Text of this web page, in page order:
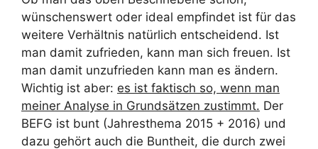
wünschenswert oder ideal empfindet ist für das
weitere Verhältnis natürlich entscheidend. Ist
man damit zufrieden, kann man sich freuen. Ist
man damit unzufrieden kann man es ändern.
Wichtig ist aber: es ist faktisch so, wenn man
meiner Analyse in Grundsätzen zustimmt. Der
BEFG ist bunt (Jahresthema 2015 + 2016) und
dazu gehört auch die Buntheit, die durch zwei